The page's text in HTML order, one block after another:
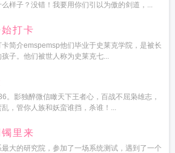
样子？没错！我要用你们引以为傲的剑道，...
打卡
卡简介emspemsp他们毕业于史莱克学院，是被长
子。他们被世人称为史莱克七...
。影独醉微信瞰天下王者心，百战不屈枭雄志，
，管你人族和妖蛮谁挡，杀谁！...
里来
大的研究院，参加了一场系统测试，遇到了一个